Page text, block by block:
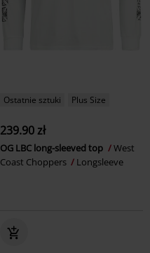
Ostatnie sztuki Plus Size
239.90 zł
OG LBC long-sleeved top
West
Coast Choppers
Longsleeve